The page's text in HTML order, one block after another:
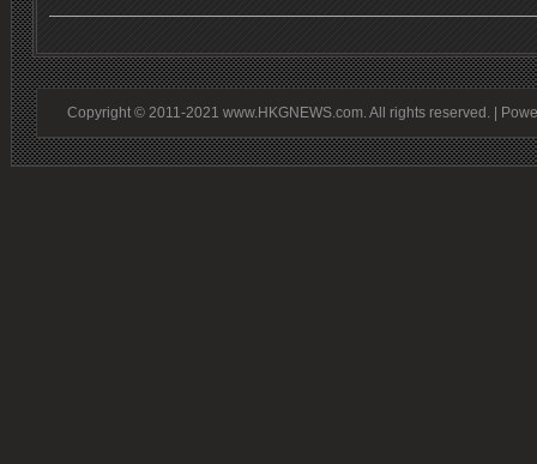
Copyright © 2011-2021 www.HKGNEWS.com. All rights reserved. |